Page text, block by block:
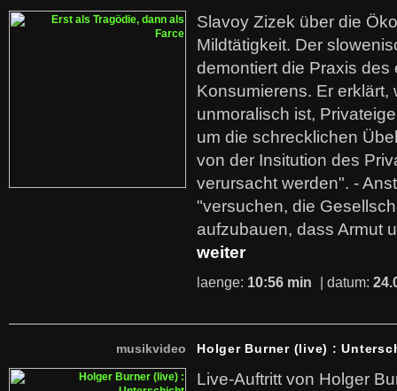
Slavoy Zizek über die
Mildtätigkeit. Der
demontiert die Praxis des
Konsumierens. Er erklärt,
unmoralisch ist,
um die schrecklichen
von der Insitution des
verursacht werden". -
"versuchen, die
aufzubauen, dass Armut
weiter
laenge: 10:56 min | datum:
musikvideo Holger Burner (live) :
Live-Auftritt von Holger